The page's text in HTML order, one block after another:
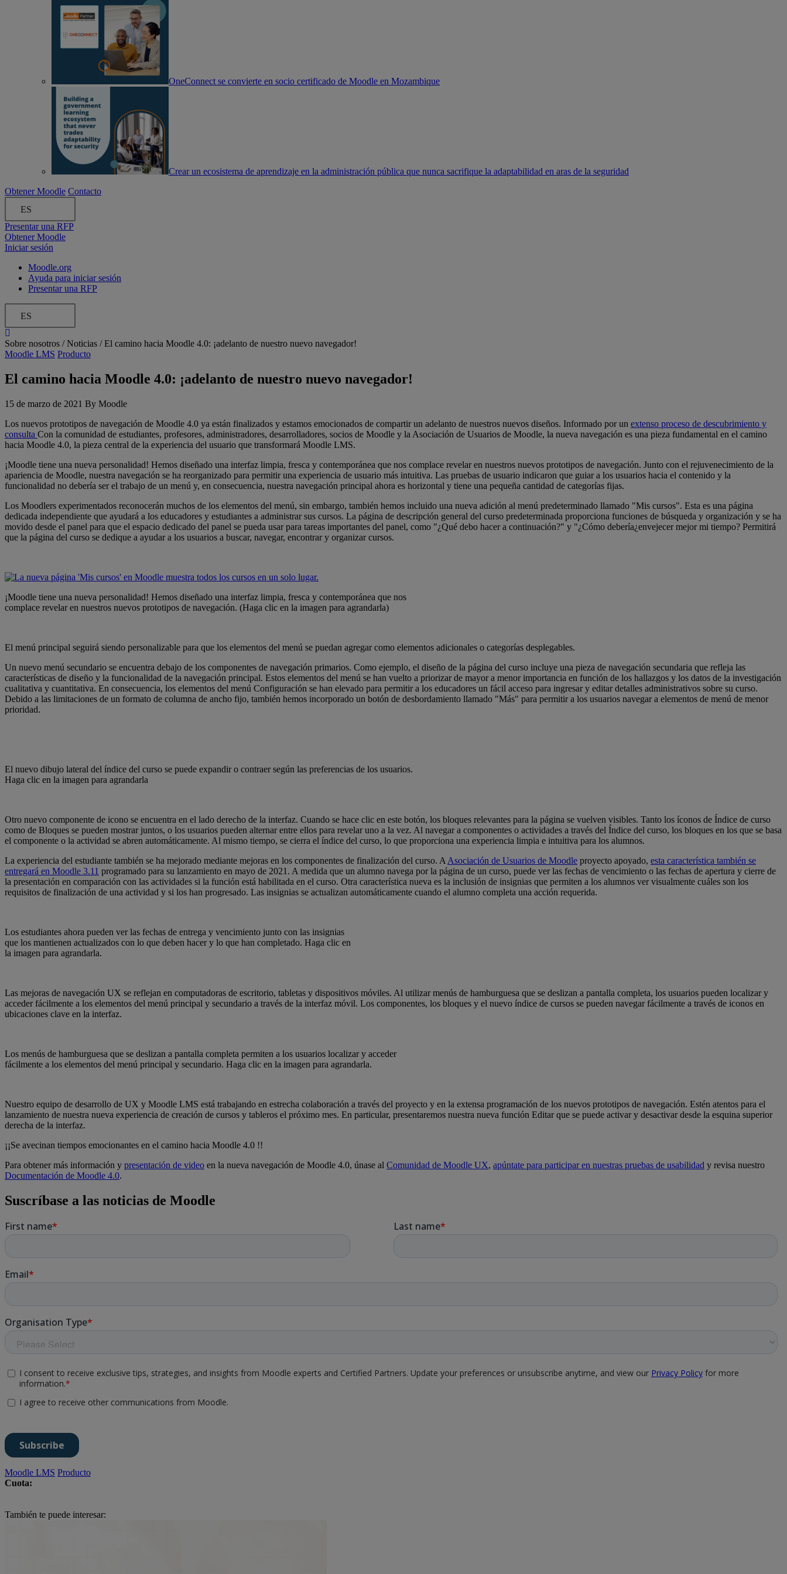
OneConnect se convierte en socio certificado de Moodle en Mozambique
Crear un ecosistema de aprendizaje en la administración pública que nunca sacrifique la adaptabilidad en aras de la seguridad
Obtener Moodle Contacto
ES
Presentar una RFP
Obtener Moodle
Iniciar sesión
Moodle.org
Ayuda para iniciar sesión
Presentar una RFP
ES
Sobre nosotros /Noticias /El camino hacia Moodle 4.0: ¡adelanto de nuestro nuevo navegador!
Moodle LMS Producto
El camino hacia Moodle 4.0: ¡adelanto de nuestro nuevo navegador!
15 de marzo de 2021 By Moodle
Los nuevos prototipos de navegación de Moodle 4.0 ya están finalizados y estamos emocionados de compartir un adelanto de nuestros nuevos diseños. Informado por un extenso proceso de descubrimiento y
consulta Con la comunidad de estudiantes, profesores, administradores, desarrolladores, socios de Moodle y la Asociación de Usuarios de Moodle, la nueva navegación es una pieza fundamental en el camino
hacia Moodle 4.0, la pieza central de la experiencia del usuario que transformará Moodle LMS.
¡Moodle tiene una nueva personalidad! Hemos diseñado una interfaz limpia, fresca y contemporánea que nos complace revelar en nuestros nuevos prototipos de navegación. Junto con el rejuvenecimiento de la
apariencia de Moodle, nuestra navegación se ha reorganizado para permitir una experiencia de usuario más intuitiva. Las pruebas de usuario indicaron que guiar a los usuarios hacia el contenido y la
funcionalidad no debería ser el trabajo de un menú y, en consecuencia, nuestra navegación principal ahora es horizontal y tiene una pequeña cantidad de categorías fijas.
Los Moodlers experimentados reconocerán muchos de los elementos del menú, sin embargo, también hemos incluido una nueva adición al menú predeterminado llamado "Mis cursos". Esta es una página
dedicada independiente que ayudará a los educadores y estudiantes a administrar sus cursos. La página de descripción general del curso predeterminada proporciona funciones de búsqueda y organización y se ha
movido desde el panel para que el espacio dedicado del panel se pueda usar para tareas importantes del panel, como "¿Qué debo hacer a continuación?" y "¿Cómo debería¿envejecer mejor mi tiempo? Permitirá
que la página del curso se dedique a ayudar a los usuarios a buscar, navegar, encontrar y organizar cursos.
¡Moodle tiene una nueva personalidad! Hemos diseñado una interfaz limpia, fresca y contemporánea que nos
complace revelar en nuestros nuevos prototipos de navegación. (Haga clic en la imagen para agrandarla)
El menú principal seguirá siendo personalizable para que los elementos del menú se puedan agregar como elementos adicionales o categorías desplegables.
Un nuevo menú secundario se encuentra debajo de los componentes de navegación primarios. Como ejemplo, el diseño de la página del curso incluye una pieza de navegación secundaria que refleja las
características de diseño y la funcionalidad de la navegación principal. Estos elementos del menú se han vuelto a priorizar de mayor a menor importancia en función de los hallazgos y los datos de la investigación
cualitativa y cuantitativa. En consecuencia, los elementos del menú Configuración se han elevado para permitir a los educadores un fácil acceso para ingresar y editar detalles administrativos sobre su curso.
Debido a las limitaciones de un formato de columna de ancho fijo, también hemos incorporado un botón de desbordamiento llamado "Más" para permitir a los usuarios navegar a elementos de menú de menor
prioridad.
El nuevo dibujo lateral del índice del curso se puede expandir o contraer según las preferencias de los usuarios.
Haga clic en la imagen para agrandarla
Otro nuevo componente de icono se encuentra en el lado derecho de la interfaz. Cuando se hace clic en este botón, los bloques relevantes para la página se vuelven visibles. Tanto los íconos de Índice de curso
como de Bloques se pueden mostrar juntos, o los usuarios pueden alternar entre ellos para revelar uno a la vez. Al navegar a componentes o actividades a través del Índice del curso, los bloques en los que se basa
el componente o la actividad se abren automáticamente. Al mismo tiempo, se cierra el índice del curso, lo que proporciona una experiencia limpia e intuitiva para los alumnos.
La experiencia del estudiante también se ha mejorado mediante mejoras en los componentes de finalización del curso. A Asociación de Usuarios de Moodle proyecto apoyado, esta característica también se
entregará en Moodle 3.11 programado para su lanzamiento en mayo de 2021. A medida que un alumno navega por la página de un curso, puede ver las fechas de vencimiento o las fechas de apertura y cierre de
la presentación en comparación con las actividades si la función está habilitada en el curso. Otra característica nueva es la inclusión de insignias que permiten a los alumnos ver visualmente cuáles son los
requisitos de finalización de una actividad y si los han progresado. Las insignias se actualizan automáticamente cuando el alumno completa una acción requerida.
Los estudiantes ahora pueden ver las fechas de entrega y vencimiento junto con las insignias
que los mantienen actualizados con lo que deben hacer y lo que han completado. Haga clic en
la imagen para agrandarla.
Las mejoras de navegación UX se reflejan en computadoras de escritorio, tabletas y dispositivos móviles. Al utilizar menús de hamburguesa que se deslizan a pantalla completa, los usuarios pueden localizar y
acceder fácilmente a los elementos del menú principal y secundario a través de la interfaz móvil. Los componentes, los bloques y el nuevo índice de cursos se pueden navegar fácilmente a través de iconos en
ubicaciones clave en la interfaz.
Los menús de hamburguesa que se deslizan a pantalla completa permiten a los usuarios localizar y acceder
fácilmente a los elementos del menú principal y secundario. Haga clic en la imagen para agrandarla.
Nuestro equipo de desarrollo de UX y Moodle LMS está trabajando en estrecha colaboración a través del proyecto y en la extensa programación de los nuevos prototipos de navegación. Estén atentos para el
lanzamiento de nuestra nueva experiencia de creación de cursos y tableros el próximo mes. En particular, presentaremos nuestra nueva función Editar que se puede activar y desactivar desde la esquina superior
derecha de la interfaz.
¡¡Se avecinan tiempos emocionantes en el camino hacia Moodle 4.0 !!
Para obtener más información y presentación de video en la nueva navegación de Moodle 4.0, únase al Comunidad de Moodle UX, apúntate para participar en nuestras pruebas de usabilidad y revisa nuestro
Documentación de Moodle 4.0.
Suscríbase a las noticias de Moodle
Moodle LMS Producto
Cuota:
También te puede interesar: